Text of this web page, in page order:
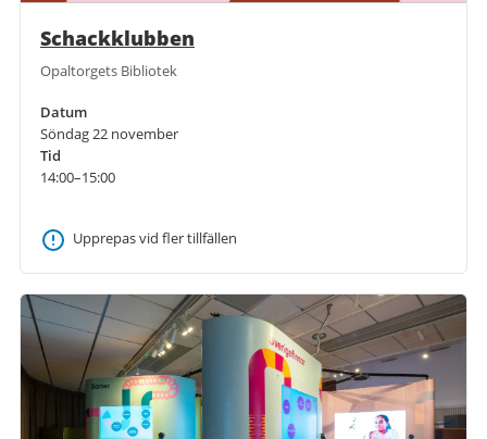
Schackklubben
Opaltorgets Bibliotek
Datum
Söndag 22 november
Tid
14:00–15:00
Upprepas vid fler tillfällen